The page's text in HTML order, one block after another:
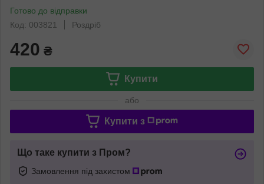
Готово до відправки
Код: 003821
Роздріб
420 ₴
Купити
або
Купити з
Що таке купити з Пром?
Замовлення під захистом